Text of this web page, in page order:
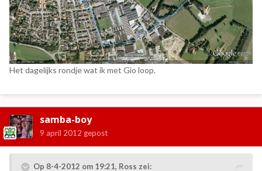
Het dagelijks rondje wat ik met Gio loop.
samba-boy
9 april 2012 gepost
Op 8-4-2012 om 19:21, Ross zei: